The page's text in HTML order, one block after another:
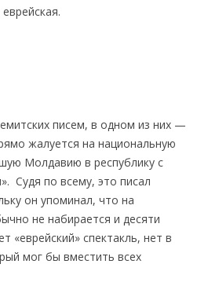
писем, в одном из них —
жалуется на национальную
Молдавию в республику с
Судя по всему, это писал
он упоминал, что на
не набирается и десяти
«еврейский» спектакль, нет в
мог бы вместить всех